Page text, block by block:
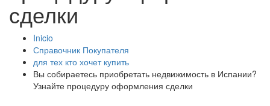
сделки
Inicio
Справочник Покупателя
для тех кто хочет купить
Вы собираетесь приобретать недвижимость в Испании?
Узнайте процедуру оформления сделки